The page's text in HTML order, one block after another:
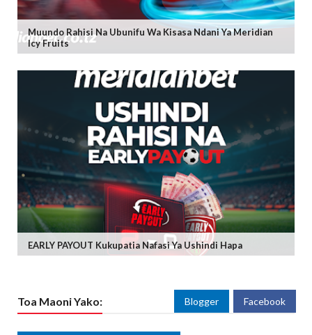
Muundo Rahisi Na Ubunifu Wa Kisasa Ndani Ya Meridian
Icy Fruits
EARLY PAYOUT Kukupatia Nafasi Ya Ushindi Hapa
Toa Maoni Yako: Blogger Facebook